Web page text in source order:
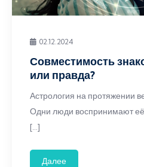
02.12.2024
Совместимость
или правда?
Астрология на протяжении
Одни люди воспринимают её
[…]
Далее